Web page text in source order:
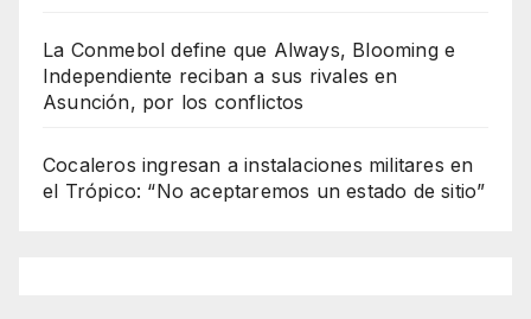
La Conmebol define que Always, Blooming e
Independiente reciban a sus rivales en
Asunción, por los conflictos
Cocaleros ingresan a instalaciones militares en
el Trópico: “No aceptaremos un estado de sitio”